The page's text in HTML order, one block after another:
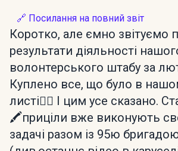
🔗 Посилання на повний звіт
Коротко, але ємно звітуємо
результати діяльності
волонтерського штабу за
Куплено все, що було в
листі🦸‍♂️ І цим усе сказано.
🖍️приціли вже виконують
задачі разом із 95ю